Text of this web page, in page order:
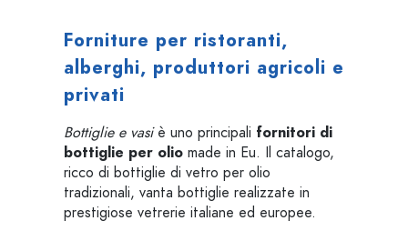
Forniture per ristoranti,
alberghi, produttori agricoli e
privati
Bottiglie e vasiè uno principali fornitori di
bottiglie per olio made in Eu. Il catalogo,
ricco di bottiglie di vetro per olio
tradizionali, vanta bottiglie realizzate in
prestigiose vetrerie italiane ed europee.